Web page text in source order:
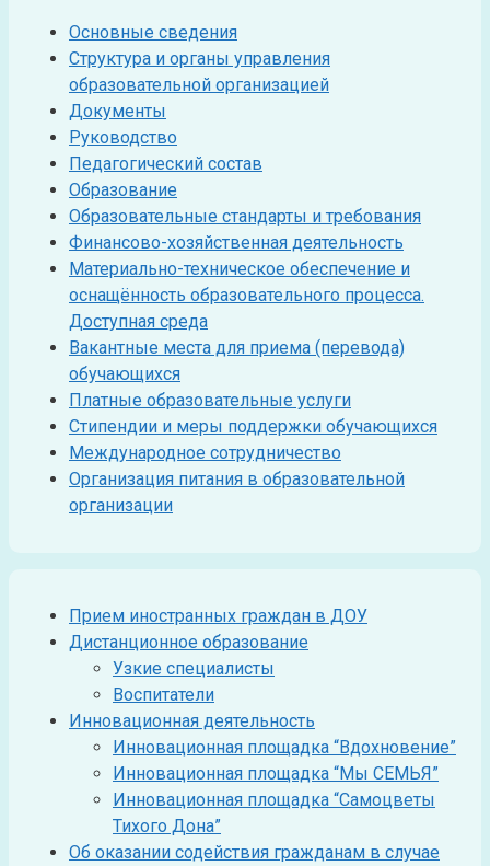
Основные сведения
Структура и органы управления
образовательной организацией
Документы
Руководство
Педагогический состав
Образование
Образовательные стандарты и требования
Финансово-хозяйственная деятельность
Материально-техническое обеспечение и
оснащённость образовательного процесса.
Доступная среда
Вакантные места для приема (перевода)
обучающихся
Платные образовательные услуги
Стипендии и меры поддержки обучающихся
Международное сотрудничество
Организация питания в образовательной
организации
Прием иностранных граждан в ДОУ
Дистанционное образование
Узкие специалисты
Воспитатели
Инновационная деятельность
Инновационная площадка “Вдохновение”
Инновационная площадка “Мы СЕМЬЯ”
Инновационная площадка “Самоцветы
Тихого Дона”
Об оказании содействия гражданам в случае